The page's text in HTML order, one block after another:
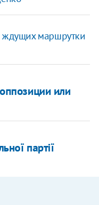
ждущих маршрутки
или
партії